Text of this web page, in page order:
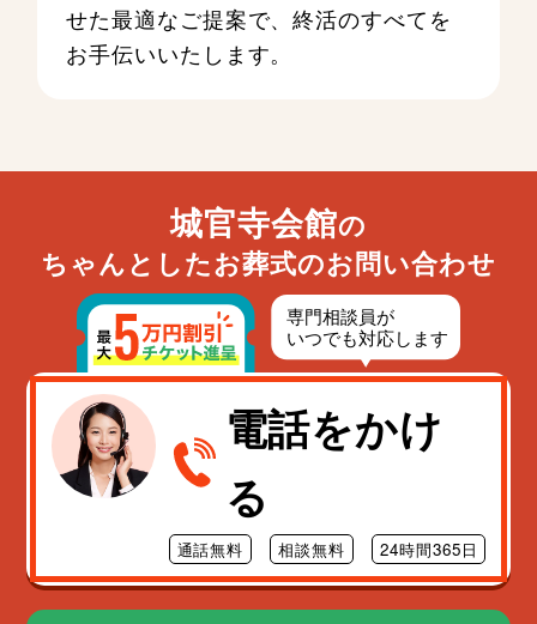
せた最適なご提案で、終活のすべてを
お手伝いいたします。
城官寺会館の
ちゃんとしたお葬式のお問い合わせ
電話をかけ
る
通話無料 相談無料 24時間365日